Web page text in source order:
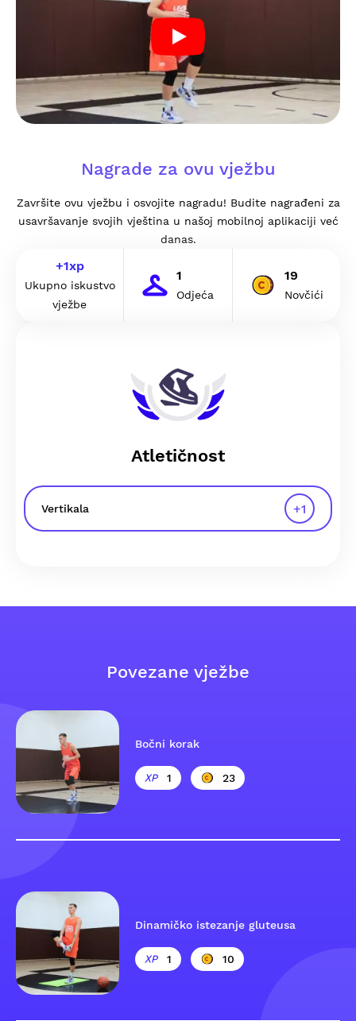
Nagrade za ovu vježbu
Završite ovu vježbu i osvojite nagradu! Budite nagrađeni za
usavršavanje svojih vještina u našoj mobilnoj aplikaciji već
danas.
+1xp
Ukupno iskustvo
vježbe
1
Odjeća
19
Novčići
Atletičnost
Vertikala +1
Povezane vježbe
Bočni korak
1 23
Dinamičko istezanje gluteusa
1 10